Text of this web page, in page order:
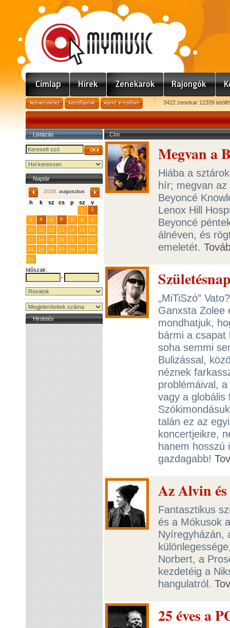
3422 zenekar 12339
Listázás
Naptár
2026. augusztus
h k sz cs p sz v
1
2
3
4 5 6 7 8
9
10
11 12 13 14 15
16
17
18 19 20 21 22
23
24
25 26 27 28 29
30
31
Időszak:
-
Hirdetés
Cím
Megvan a
Hiába a
hír; megvan
Beyoncé
Lenox Hill
Beyoncé
álnéven, és
emeletét.
„MiTiSzó”
Ganxsta Zolee
mondhatjuk,
bármi a csapat
soha semmi
Bulizással,
néznek
problémáival,
vagy a globális
talán ez az
koncertjeikre,
hanem hosszú
gazdagabb!
Az Alvin
Fantasztikus
és a Mókusok
Nyíregyházán,
Norbert, a
kezdetéig a
hangulatról.
25 éves a